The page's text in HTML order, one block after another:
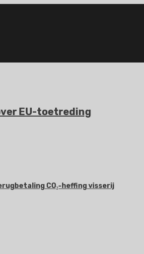
EU-toetreding
CO₂-heffing visserij